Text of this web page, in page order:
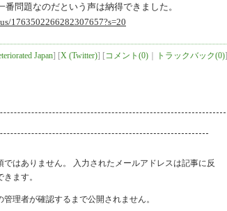
問題なのだという声は納得できました。
1763502266282307657?s=20
Japan] [X (Twitter)] [コメント(0) トラックバック(0)]
はありません。 入力されたメールアドレスは記事に反
ます。
理者が確認するまで公開されません。